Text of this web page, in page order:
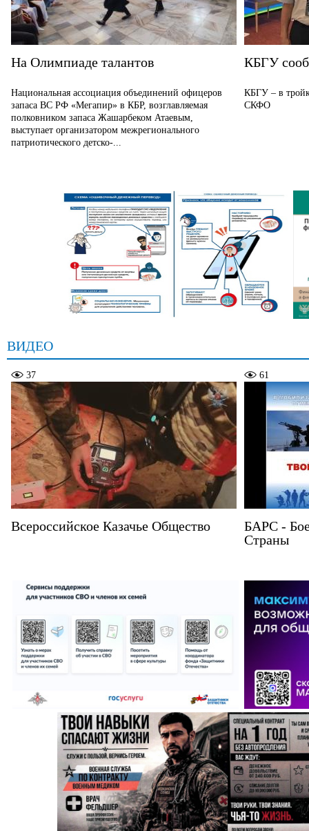
На Олимпиаде талантов
Национальная ассоциация объединений офицеров
запаса ВС РФ «Мегапир» в КБР, возглавляемая
полковником запаса Жашарбеком Атаевым,
выступает организатором межрегионального
патриотического детско-...
КБГУ
КБГУ – в
СКФО
ВИДЕО
37
Всероссийское Казачье Общество
61
БАРС -
Страны